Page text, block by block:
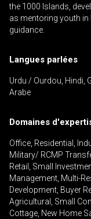
En cliquant
nous
the 1000 Islands,
as mentoring youth
guidance.
Langues parlées
Urdu / Ourdou, Hindi,
Arabe
Domaines
Office, Residential,
Military/ RCMP
Retail, Small
Management, Multi-
Development, Buyer
Agricultural, Small
Cottage, New Home